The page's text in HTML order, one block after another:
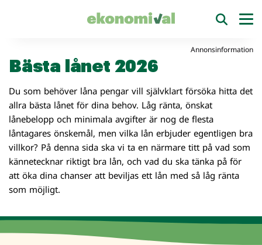
Annonsinformation
Bästa lånet 2026
Du som behöver låna pengar vill självklart försöka hitta det
allra bästa lånet för dina behov. Låg ränta, önskat
lånebelopp och minimala avgifter är nog de flesta
låntagares önskemål, men vilka lån erbjuder egentligen bra
villkor? På denna sida ska vi ta en närmare titt på vad som
kännetecknar riktigt bra lån, och vad du ska tänka på för
att öka dina chanser att beviljas ett lån med så låg ränta
som möjligt.